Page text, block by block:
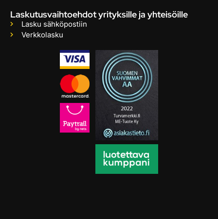
Laskutusvaihtoehdot yrityksille ja yhteisöille
Lasku sähköpostiin
Verkkolasku